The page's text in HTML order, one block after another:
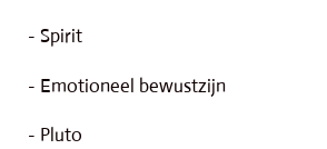
- Spirit
- Emotioneel bewustzijn
- Pluto